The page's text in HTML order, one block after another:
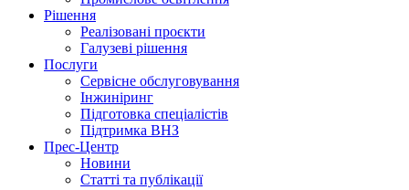
Рішення
Реалізовані проєкти
Галузеві рішення
Послуги
Сервісне обслуговування
Інжиніринг
Підготовка спеціалістів
Підтримка ВНЗ
Прес-Центр
Новини
Статті та публікації